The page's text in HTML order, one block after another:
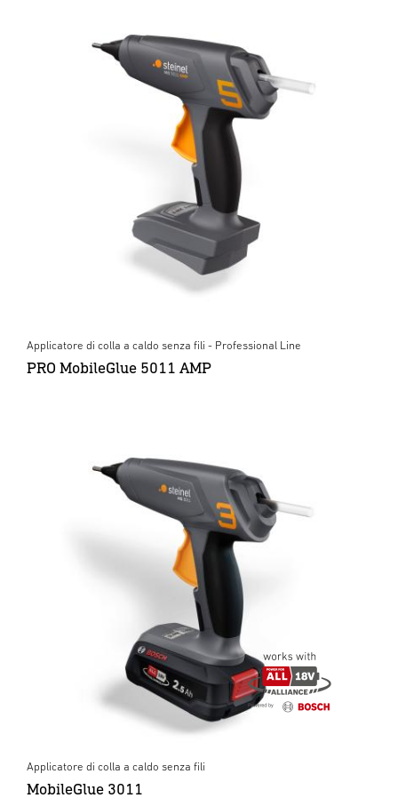
Applicatore di colla a caldo senza fili - Professional Line
PRO MobileGlue 5011 AMP
Applicatore di colla a caldo senza fili
MobileGlue 3011